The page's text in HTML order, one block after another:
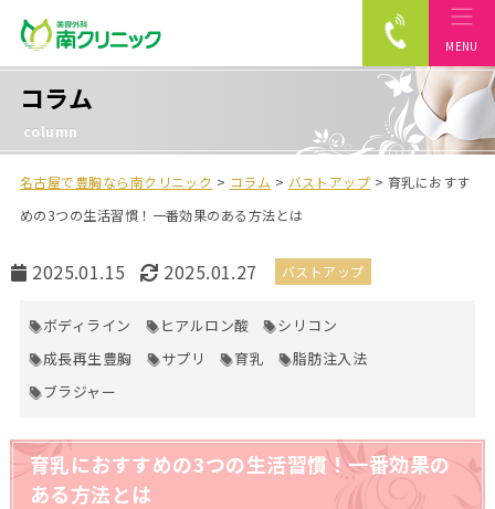
MENU
南クリニック
コラム
column
名古屋で豊胸なら南クリニック > コラム > バストアップ > 育乳におすす
めの3つの生活習慣！一番効果のある方法とは
公
日
2025.01.15
最
更
新
2025.01.27 バストアップ
ボディライン ヒアルロン酸
シリコン
成長再生豊胸
サプリ 育乳
脂肪注入法
ブラジャー
育乳におすすめの3つの生活習慣！一番効果の
ある方法とは